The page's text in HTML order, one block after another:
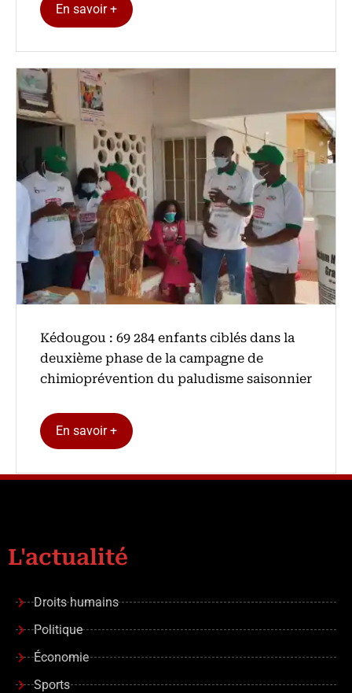
En savoir +
Kédougou : 69 284 enfants ciblés dans la
deuxième phase de la campagne de
chimioprévention du paludisme saisonnier
En savoir +
L'actualité
Droits humains
Politique
Économie
Sports